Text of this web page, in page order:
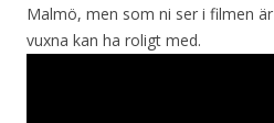
Malmö, men som ni ser i filmen
vuxna kan ha roligt med.